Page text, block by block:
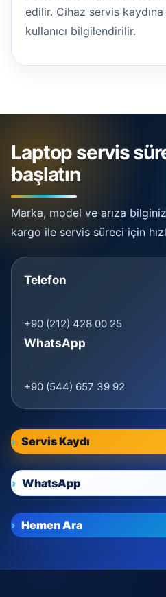
edilir. Cihaz servis kaydına
kullanıcı bilgilendirilir.
Laptop servis
başlatın
Marka, model ve arıza
kargo ile servis süreci için
Telefon
+90 (212) 428 00 25
WhatsApp
+90 (544) 657 39 92
Servis Kaydı
WhatsApp
Hemen Ara